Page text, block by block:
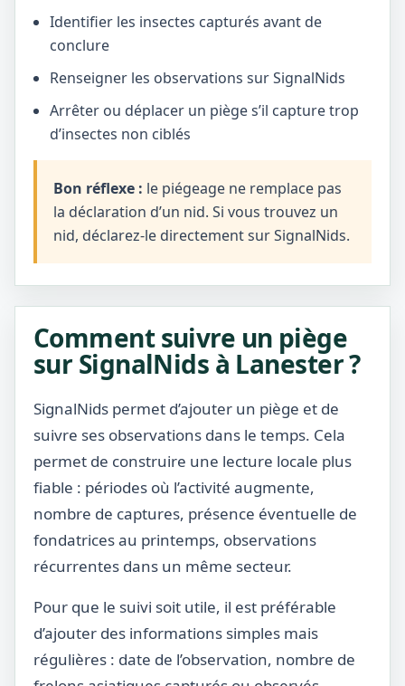
Identifier les insectes capturés avant de
conclure
Renseigner les observations sur SignalNids
Arrêter ou déplacer un piège s’il capture trop
d’insectes non ciblés
Bon réflexe : le piégeage ne remplace pas
la déclaration d’un nid. Si vous trouvez un
nid, déclarez-le directement sur SignalNids.
Comment suivre un piège
sur SignalNids à Lanester ?
SignalNids permet d’ajouter un piège et de
suivre ses observations dans le temps. Cela
permet de construire une lecture locale plus
fiable : périodes où l’activité augmente,
nombre de captures, présence éventuelle de
fondatrices au printemps, observations
récurrentes dans un même secteur.
Pour que le suivi soit utile, il est préférable
d’ajouter des informations simples mais
régulières : date de l’observation, nombre de